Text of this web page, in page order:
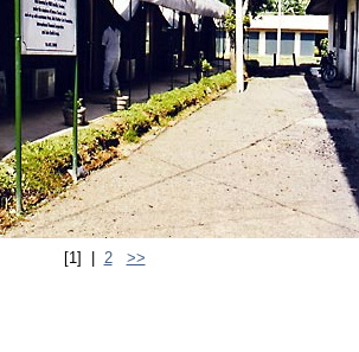
[1] 2 >>